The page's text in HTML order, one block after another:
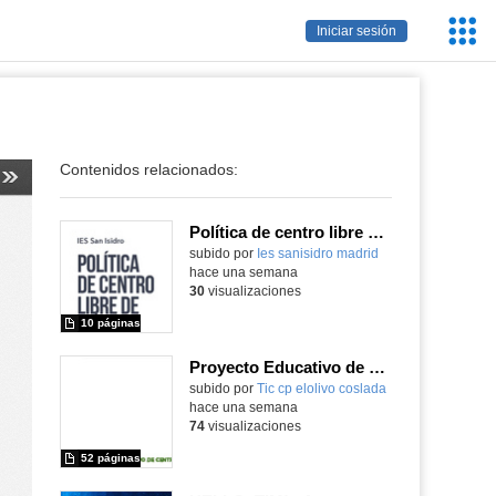
Iniciar sesión
Contenidos relacionados:
Política de centro libre de móviles
subido por Ies sanisidro madrid
10 páginas
hace una semana
30visualizaciones
Proyecto Educativo de Centro actualizado 2026
subido por Tic cp elolivo coslada
52 páginas
hace una semana
74visualizaciones